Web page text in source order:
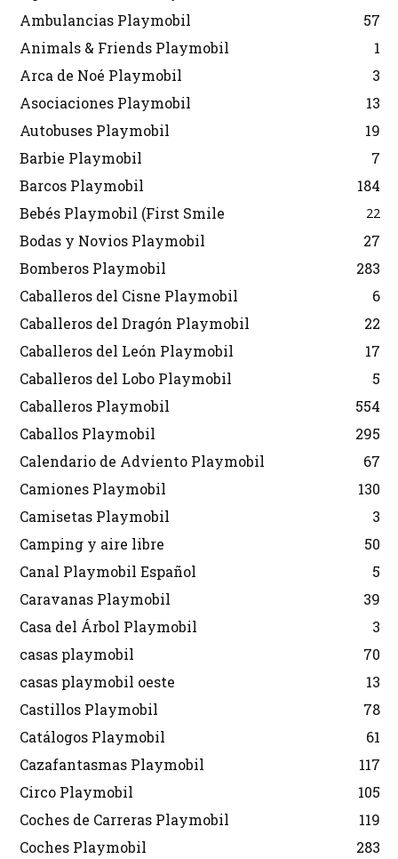
Ambulancias Playmobil
57
Animals & Friends Playmobil
1
Arca de Noé Playmobil
3
Asociaciones Playmobil
13
Autobuses Playmobil
19
Barbie Playmobil
7
Barcos Playmobil
184
Bebés Playmobil (First Smile
22
Bodas y Novios Playmobil
27
Bomberos Playmobil
283
Caballeros del Cisne Playmobil
6
Caballeros del Dragón Playmobil
22
Caballeros del León Playmobil
17
Caballeros del Lobo Playmobil
5
Caballeros Playmobil
554
Caballos Playmobil
295
Calendario de Adviento Playmobil
67
Camiones Playmobil
130
Camisetas Playmobil
3
Camping y aire libre
50
Canal Playmobil Español
5
Caravanas Playmobil
39
Casa del Árbol Playmobil
3
casas playmobil
70
casas playmobil oeste
13
Castillos Playmobil
78
Catálogos Playmobil
61
Cazafantasmas Playmobil
117
Circo Playmobil
105
Coches de Carreras Playmobil
119
Coches Playmobil
283